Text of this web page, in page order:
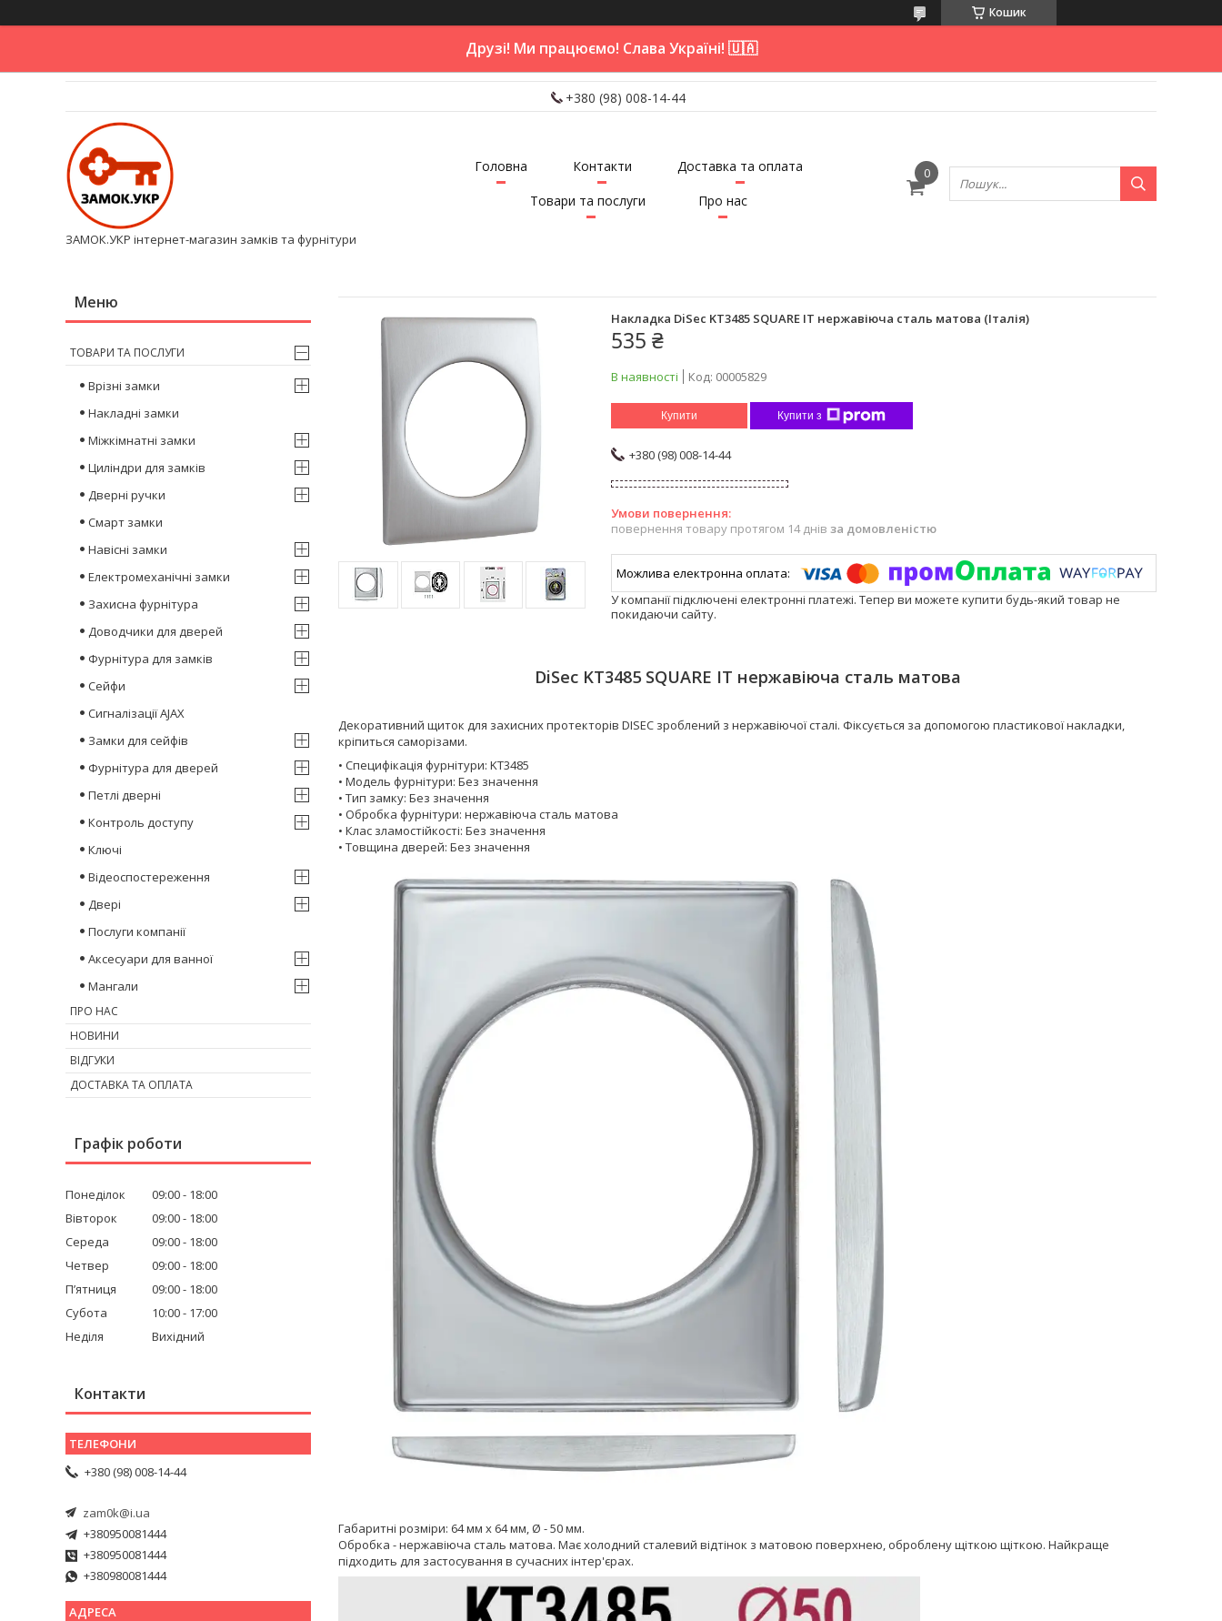
Кошик
Друзі! Ми працюємо! Слава Україні! 🇺🇦
+380 (98) 008-14-44
ЗАМОК.УКР інтернет-магазин замків та фурнітури
Головна Контакти
Доставка та оплата
Товари та послуги
Про нас
Накладка DiSec KT3485 SQUARE IT нержавіюча сталь матова (Італія)
535 ₴
В наявності Код: 00005829
Купити Купити з
+380 (98) 008-14-44
повернення товару протягом 14 днів за домовленістю
У компанії підключені електронні платежі. Тепер ви можете купити будь-який товар не
покидаючи сайту.
DiSec KT3485 SQUARE IT нержавіюча сталь матова
Декоративний щиток для захисних протекторів DISEC зроблений з нержавіючої сталі. Фіксується за допомогою пластикової накладки,
кріпиться саморізами.
• Специфікація фурнітури: KT3485
• Модель фурнітури: Без значення
• Тип замку: Без значення
• Обробка фурнітури: нержавіюча сталь матова
• Клас зламостійкості: Без значення
• Товщина дверей: Без значення
Габаритні розміри: 64 мм х 64 мм, Ø - 50 мм.
Обробка - нержавіюча сталь матова. Має холодний сталевий відтінок з матовою поверхнею, оброблену щіткою щіткою. Найкраще
підходить для застосування в сучасних інтер'єрах.
ТОВАРИ ТА ПОСЛУГИ
Врізні замки
Накладні замки
Міжкімнатні замки
Циліндри для замків
Дверні ручки
Смарт замки
Навісні замки
Електромеханічні замки
Захисна фурнітура
Доводчики для дверей
Фурнітура для замків
Сейфи
Сигналізації AJAX
Замки для сейфів
Фурнітура для дверей
Петлі дверні
Контроль доступу
Ключі
Відеоспостереження
Двері
Послуги компанії
Аксесуари для ванної
Мангали
ПРО НАС
НОВИНИ
ВІДГУКИ
ДОСТАВКА ТА ОПЛАТА
Графік роботи
Понеділок 09:00
18:00
Вівторок
09:00
18:00
Середа
09:00
18:00
Четвер
09:00
18:00
Пʼятниця
09:00
18:00
Субота
10:00
17:00
Неділя
Вихідний
Контакти
+380 (98) 008-14-44
zam0k@i.ua
+380950081444
+380950081444
+380980081444